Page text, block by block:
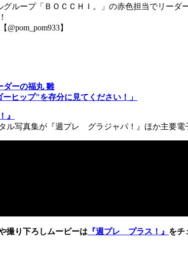
ループ「ＢＯＣＣＨＩ。」の赤色担当でリー
@pom_pom933】
ダーの福丸 雛
ヒップ"を存分に見てください！」
』
ル写真集が『週プレ グラジャパ！』ほか主要
撮り下ろしムービーは 『週プレ プラス！』 をチ